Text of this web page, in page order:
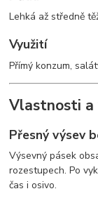
Lehká až středně
Využití
Přímý konzum,
Vlastnosti a
Přesný výsev
Výsevný pásek
rozestupech. Po
čas i osivo.